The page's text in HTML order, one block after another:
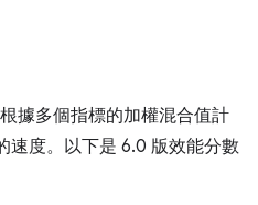
據多個指標的加權混合值計
速度。以下是 6.0 版效能分數